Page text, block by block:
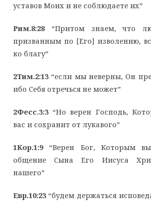
уставов Моих и не соблюдаете их”
Рим.8:28“Притом знаем, что
призванным по [Его] изволению,
ко благу”
2Тим.2:13“если мы неверны, Он
ибо Себя отречься не может”
2Фесс.3:3“Но верен Господь,
вас и сохранит от лукавого”
1Кор.1:9“Верен Бог, Которым
общение Сына Его Иисуса
нашего”
Евр.10:23“будем держаться